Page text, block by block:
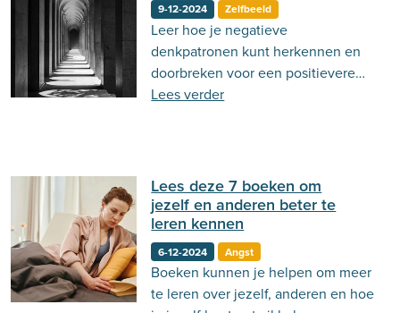
9-12-2024 Zelfbeeld
Leer hoe je negatieve
denkpatronen kunt herkennen en
doorbreken voor een positievere
en gezondere mindset
Lees verder
Lees deze 7 boeken om
jezelf en anderen beter te
leren kennen
6-12-2024 Angst
Boeken kunnen je helpen om meer
te leren over jezelf, anderen en hoe